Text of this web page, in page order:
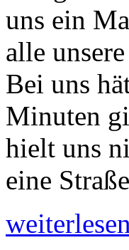
uns ein
alle
Bei uns
Minuten
hielt uns
eine